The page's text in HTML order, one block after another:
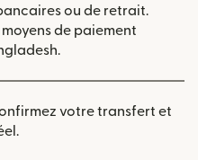
ou de retrait.
de paiement
votre transfert et